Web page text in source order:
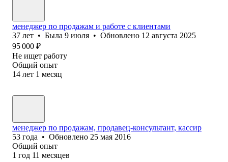
менеджер по продажам и работе с клиентами
37 лет • Была 9 июля • Обновлено 12 августа 2025
95 000 ₽
Не ищет работу
Общий опыт
14 лет 1 месяц
менеджер по продажам, продавец-консультант, кассир
53 года • Обновлено 25 мая 2016
Общий опыт
1 год 11 месяцев